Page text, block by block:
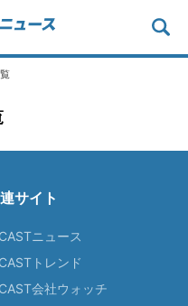
サイト
ニュース
トレンド
会社ウォッチ